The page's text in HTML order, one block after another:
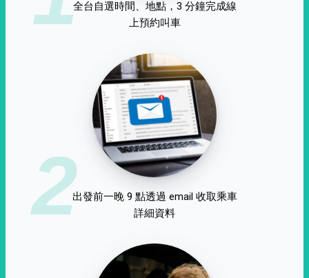
全台自選時間、地點，3 分鐘完成線
上預約叫車
2出發前一晚 9 點透過 email 收取乘車
詳細資料